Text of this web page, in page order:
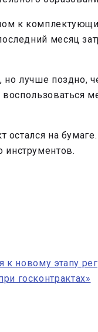
к
месяц
лучше поздно,
воспользоваться
остался на
к новому этапу
госконтрактах»